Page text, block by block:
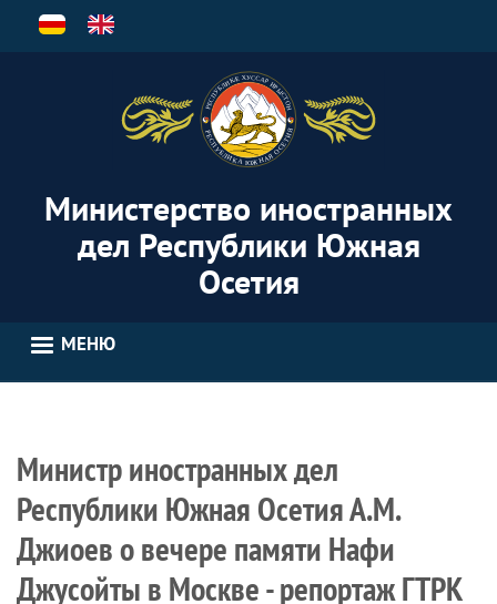
Перейти
Министерство иностранных
дел Республики Южная
Осетия
МЕНЮ
Министр иностранных дел
Республики Южная Осетия А.М.
Джиоев о вечере памяти Нафи
Джусойты в Москве - репортаж ГТРК